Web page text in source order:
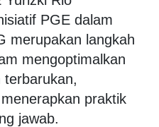
PGE dalam
merupakan langkah
mengoptimalkan
praktik
jawab.